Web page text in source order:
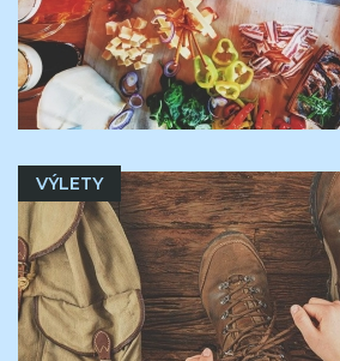
VÝLETY